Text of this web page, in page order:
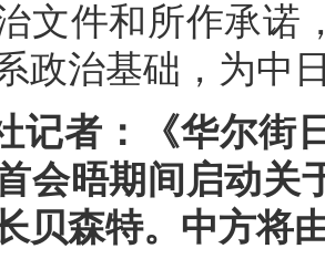
文件和所作承诺
政治基础，为中
记者：《华尔街
会晤期间启动关
贝森特。中方将